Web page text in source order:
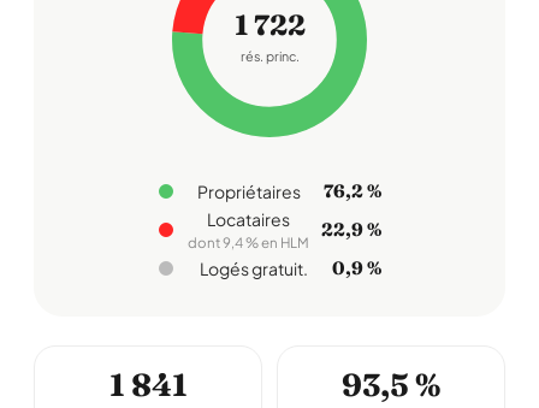
1 722
rés. princ.
Propriétaires 76,2 %
Locataires
dont 9,4 % en HLM
22,9 %
Logés gratuit. 0,9 %
1 841 93,5 %